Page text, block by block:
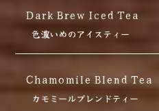
Dark Brew Iced Tea
色濃いめのアイスティー
Chamomile Blend Tea
カモミールプレンドティー